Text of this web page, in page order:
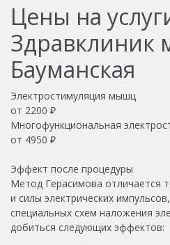
Цены на
Здравклиник
Бауманская
Электростимуляция мышц
от 2200 ₽
Многофункциональная
от 4950 ₽
Эффект после процедуры
Метод Герасимова отличается
и силы электрических
специальных схем наложения
добиться следующих эффектов: